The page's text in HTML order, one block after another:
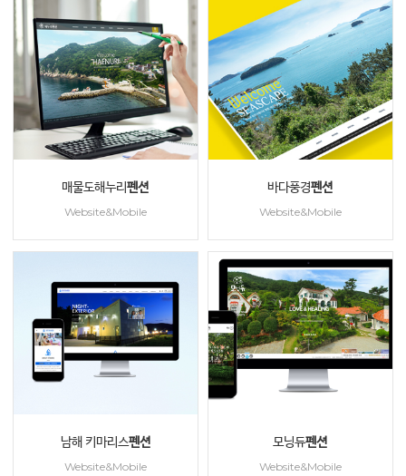
매물도해누리펜션
Website&Mobile
바다풍경펜션
Website&Mobile
남해 키마리스펜션
Website&Mobile
모닝듀펜션
Website&Mobile